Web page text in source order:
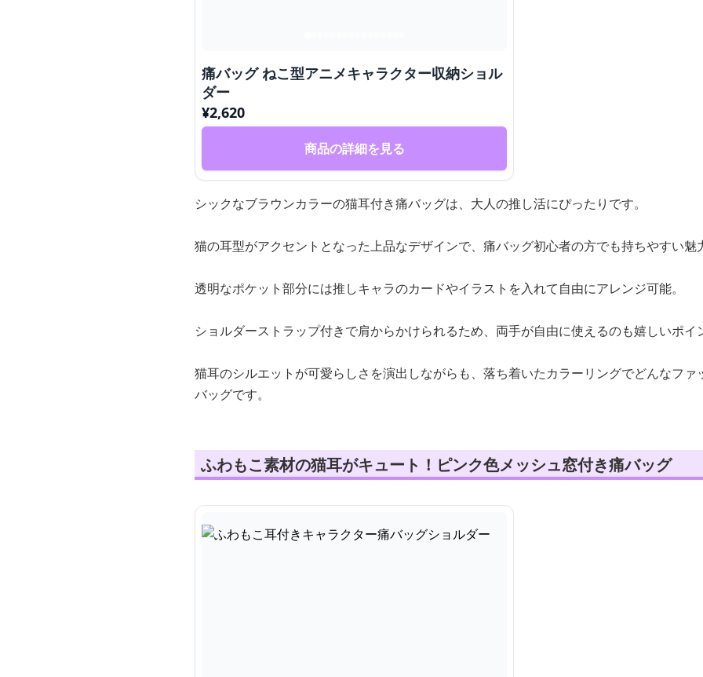
痛バッグ ねこ型アニメキャラクター収納ショル
ダー
¥2,620
商品の詳細を見る
シックなブラウンカラーの猫耳付き痛バッグは、大人の推し活にぴったりです。
猫の耳型がアクセントとなった上品なデザインで、痛バッグ初心者の方でも持ちやすい魅
透明なポケット部分には推しキャラのカードやイラストを入れて自由にアレンジ可能。
ショルダーストラップ付きで肩からかけられるため、両手が自由に使えるのも嬉しいポイ
猫耳のシルエットが可愛らしさを演出しながらも、落ち着いたカラーリングでどんなファ
バッグです。
ふわもこ素材の猫耳がキュート！ピンク色メッシュ窓付き痛バッグ